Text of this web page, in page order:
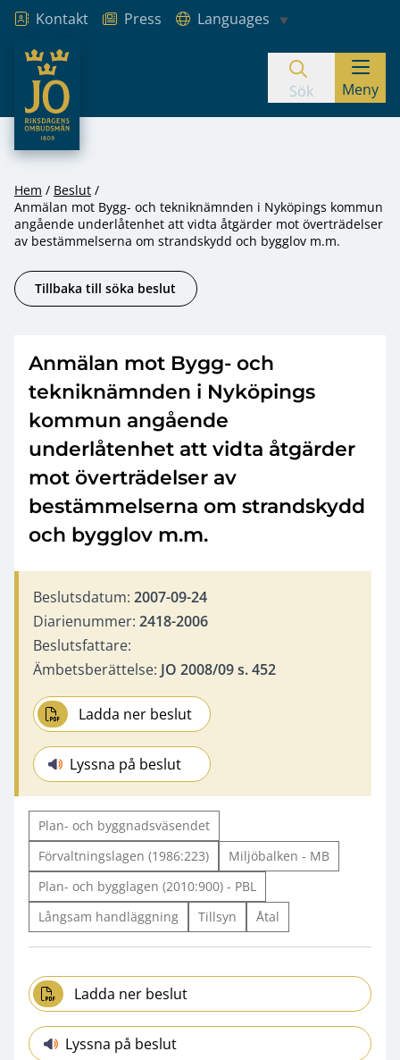
Hoppa till innehåll
Kontakt Press
Languages
JO – Riksdagens Ombudsmän
Sök Meny
Hem
Beslut
Anmälan mot Bygg- och tekniknämnden i Nyköpings kommun
angående underlåtenhet att vidta åtgärder mot överträdelser
av bestämmelserna om strandskydd och bygglov m.m.
Tillbaka till söka beslut
Anmälan mot Bygg- och
tekniknämnden i Nyköpings
kommun angående
underlåtenhet att vidta åtgärder
mot överträdelser av
bestämmelserna om strandskydd
och bygglov m.m.
Beslutsdatum: 2007-09-24
Diarienummer: 2418-2006
Beslutsfattare:
Ämbetsberättelse: JO 2008/09 s. 452
Ladda ner beslut
Lyssna på beslut
Plan- och byggnadsväsendet
Förvaltningslagen (1986:223)
Miljöbalken - MB
Plan- och bygglagen (2010:900) - PBL
Långsam handläggning
Tillsyn Åtal
Ladda ner beslut
Lyssna på beslut